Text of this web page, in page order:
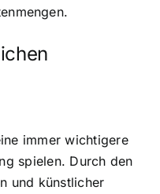
immer wichtigere
spielen. Durch den
und künstlicher